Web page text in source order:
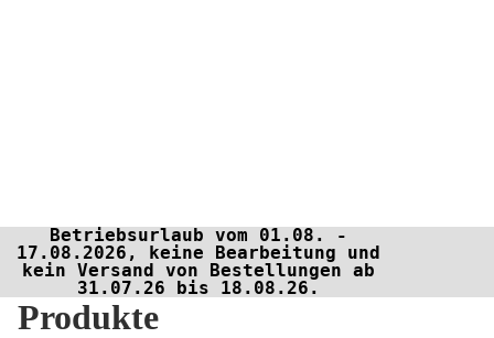
Betriebsurlaub vom 01.08. -
17.08.2026, keine Bearbeitung und
kein Versand von Bestellungen ab
31.07.26 bis 18.08.26.
Produkte